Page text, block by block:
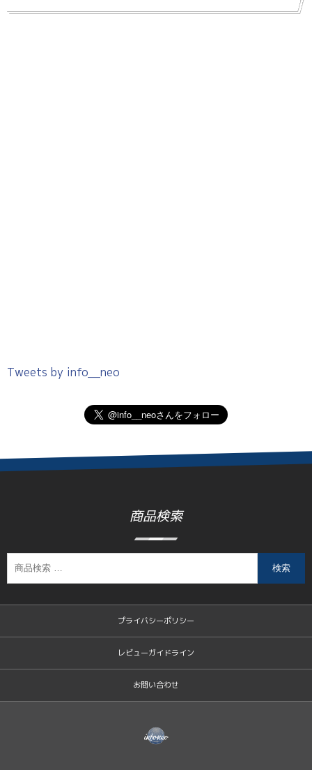
Tweets by info__neo
商品検索
検索
プライバシーポリシー
レビューガイドライン
お問い合わせ